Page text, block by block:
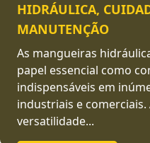
HIDRÁULICA,
MANUTENÇÃO
As mangueiras
papel essencial como
indispensáveis em
industriais e comerciais.
versatilidade...